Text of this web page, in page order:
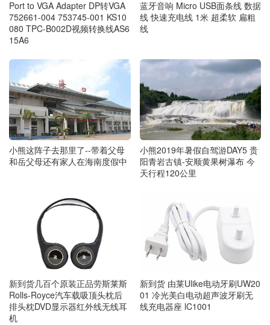
Port to VGA Adapter DP转VGA
752661-004 753745-001 KS10
080 TPC-B002D视频转换线AS6
15A6
蓝牙音响 Micro USB面条线 数据
线 快速充电线 1米 超柔软 扁粗
线
小熊这阵子去那里了--带着父母
和岳父母还有家人在海南度假中
小熊2019年暑假自驾游DAY5 贵
阳青岩古镇-安顺黄果树瀑布 今
天行程120公里
新到货几百个原装正品劳斯莱斯
Rolls-Royce汽车载吸顶头枕后
排头枕DVD显示器红外线无线耳
机
新到货 由莱Ulike电动牙刷UW20
01 冷光美白电动超声波牙刷无
线充电器座 lC1001